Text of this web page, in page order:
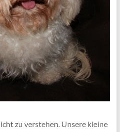
zu verstehen. Unsere kleine